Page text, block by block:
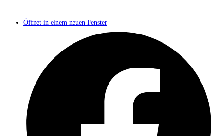
Öffnet in einem neuen Fenster